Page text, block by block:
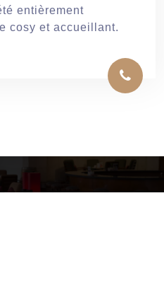
entièrement
cosy et accueillant.